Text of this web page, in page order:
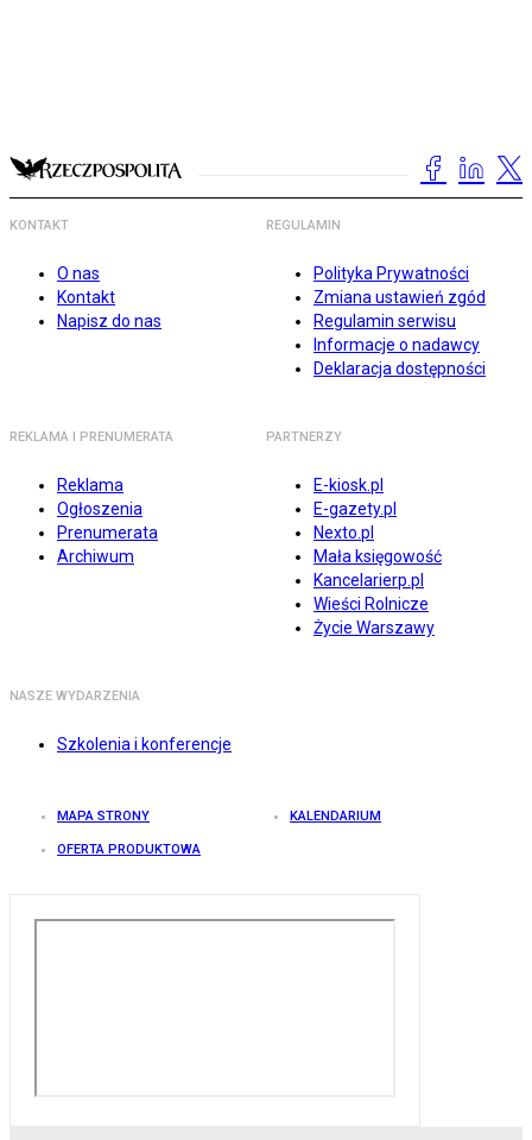
KONTAKT
O nas
Kontakt
Napisz do nas
REGULAMIN
Polityka Prywatności
Zmiana ustawień zgód
Regulamin serwisu
Informacje o nadawcy
Deklaracja dostępności
REKLAMA I PRENUMERATA
Reklama
Ogłoszenia
Prenumerata
Archiwum
PARTNERZY
E-kiosk.pl
E-gazety.pl
Nexto.pl
Mała księgowość
Kancelarierp.pl
Wieści Rolnicze
Życie Warszawy
NASZE WYDARZENIA
Szkolenia i konferencje
MAPA STRONY KALENDARIUM
OFERTA PRODUKTOWA